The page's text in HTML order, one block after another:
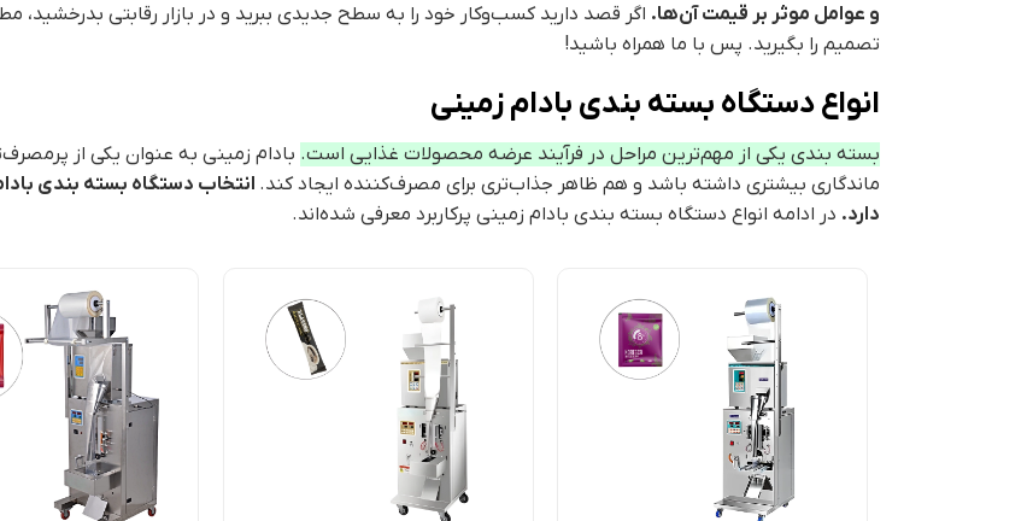
و عوامل موثر بر قیمت آن‌ها. اگر قصد دارید کسب‌وکار خود را به سطح جدیدی ببرید و در بازار رقابتی بدرخشید،
تصمیم را بگیرید. پس با ما همراه باشید!
انواع دستگاه بسته بندی بادام زمینی
بسته بندی یکی از مهم‌ترین مراحل در فرآیند عرضه محصولات غذایی است. بادام زمینی به عنوان یکی از
ماندگاری بیشتری داشته باشد و هم ظاهر جذاب‌تری برای مصرف‌کننده ایجاد کند. انتخاب دستگاه بسته بندی
دارد. در ادامه انواع دستگاه بسته بندی بادام زمینی پرکاربرد معرفی شده‌اند.